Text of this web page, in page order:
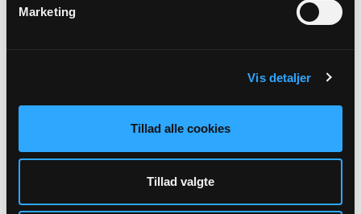
Marketing
Vis detaljer
Tillad alle cookies
Tillad valgte
Om regnskaber og folkekirkens økonomi
Læs og forstå et kirkeregnskab